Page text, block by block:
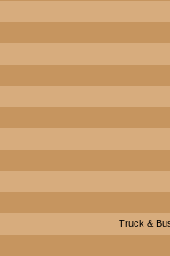
Truck &